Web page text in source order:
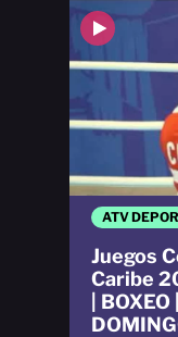
ATV
Juegos
Caribe
|